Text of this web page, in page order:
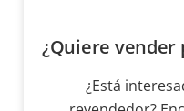
¿Quiere vender
¿Está